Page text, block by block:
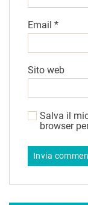
Email *
Sito web
Salva il
browser